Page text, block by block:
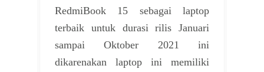
RedmiBook 15 sebagai laptop
terbaik untuk durasi rilis Januari
sampai Oktober 2021 ini
dikarenakan laptop ini memiliki